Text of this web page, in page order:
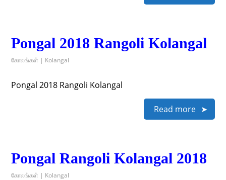
Pongal 2018 Rangoli Kolangal
கோலங்கள் | Kolangal
Pongal 2018 Rangoli Kolangal
Read more
Pongal Rangoli Kolangal 2018
கோலங்கள் | Kolangal